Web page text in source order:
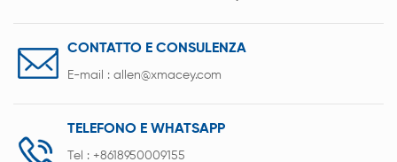
CONTATTO E CONSULENZA
E-mail : allen@xmacey.com
TELEFONO E WHATSAPP
Tel : +8618950009155